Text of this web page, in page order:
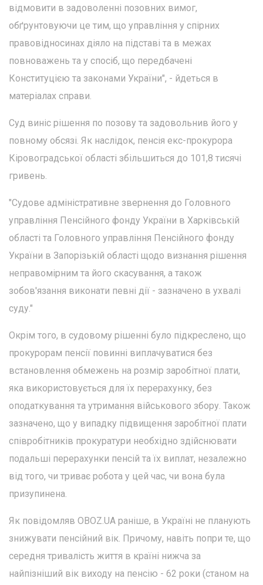
відмовити в задоволенні позовних вимог,
обґрунтовуючи це тим, що управління у спірних
правовідносинах діяло на підставі та в межах
повноважень та у спосіб, що передбачені
Конституцією та законами України", - йдеться в
матеріалах справи.
Суд виніс рішення по позову та задовольнив його у
повному обсязі. Як наслідок, пенсія екс-прокурора
Кіровоградської області збільшиться до 101,8 тисячі
гривень.
"Судове адміністративне звернення до Головного
управління Пенсійного фонду України в Харківській
області та Головного управління Пенсійного фонду
України в Запорізькій області щодо визнання рішення
неправомірним та його скасування, а також
зобов'язання виконати певні дії - зазначено в ухвалі
суду."
Окрім того, в судовому рішенні було підкреслено, що
прокурорам пенсії повинні виплачуватися без
встановлення обмежень на розмір заробітної плати,
яка використовується для їх перерахунку, без
оподаткування та утримання військового збору. Також
зазначено, що у випадку підвищення заробітної плати
співробітників прокуратури необхідно здійснювати
подальші перерахунки пенсій та їх виплат, незалежно
від того, чи триває робота у цей час, чи вона була
призупинена.
Як повідомляв OBOZ.UA раніше, в Україні не планують
знижувати пенсійний вік. Причому, навіть попри те, що
середня тривалість життя в країні нижча за
найпізніший вік виходу на пенсію - 62 роки (станом на